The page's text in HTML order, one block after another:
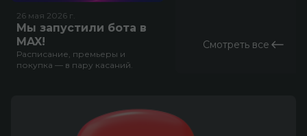
26 мая 2026 г.
Мы запустили бота в
MAX!
Расписание, премьеры и
покупка — в пару касаний.
Смотреть все